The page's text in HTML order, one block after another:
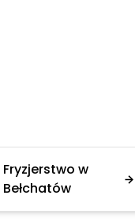
Fryzjerstwo w
Bełchatów